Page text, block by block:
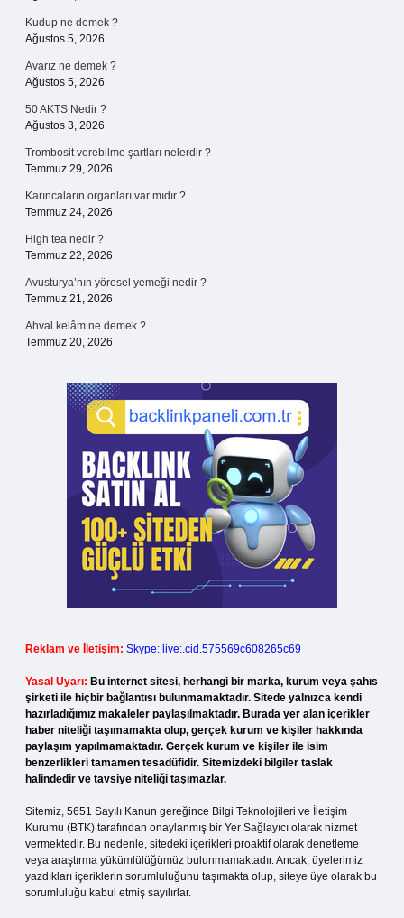
Kudup ne demek ?
Ağustos 5, 2026
Avarız ne demek ?
Ağustos 5, 2026
50 AKTS Nedir ?
Ağustos 3, 2026
Trombosit verebilme şartları nelerdir ?
Temmuz 29, 2026
Karıncaların organları var mıdır ?
Temmuz 24, 2026
High tea nedir ?
Temmuz 22, 2026
Avusturya’nın yöresel yemeği nedir ?
Temmuz 21, 2026
Ahval kelâm ne demek ?
Temmuz 20, 2026
Reklam ve İletişim: Skype: live:.cid.575569c608265c69
Yasal Uyarı: Bu internet sitesi, herhangi bir marka, kurum veya şahıs
şirketi ile hiçbir bağlantısı bulunmamaktadır. Sitede yalnızca kendi
hazırladığımız makaleler paylaşılmaktadır. Burada yer alan içerikler
haber niteliği taşımamakta olup, gerçek kurum ve kişiler hakkında
paylaşım yapılmamaktadır. Gerçek kurum ve kişiler ile isim
benzerlikleri tamamen tesadüfidir. Sitemizdeki bilgiler taslak
halindedir ve tavsiye niteliği taşımazlar.
Sitemiz, 5651 Sayılı Kanun gereğince Bilgi Teknolojileri ve İletişim
Kurumu (BTK) tarafından onaylanmış bir Yer Sağlayıcı olarak hizmet
vermektedir. Bu nedenle, sitedeki içerikleri proaktif olarak denetleme
veya araştırma yükümlülüğümüz bulunmamaktadır. Ancak, üyelerimiz
yazdıkları içeriklerin sorumluluğunu taşımakta olup, siteye üye olarak bu
sorumluluğu kabul etmiş sayılırlar.